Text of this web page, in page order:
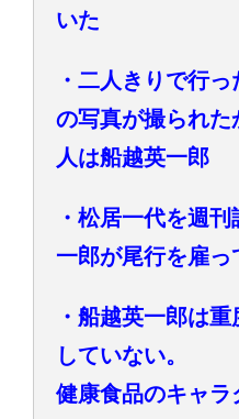
いた
・二人きりで行
の写真が撮られ
人は船越英一郎
・松居一代を週
一郎が尾行を雇っ
・船越英一郎は
していない。
健康食品のキャラ